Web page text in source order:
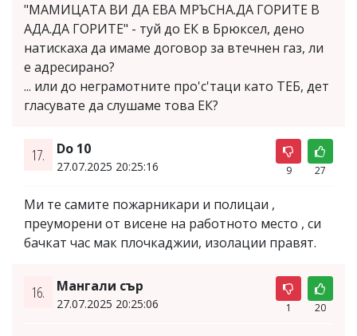
"МАМИЦАТА ВИ ДА ЕВА МРЪСНА.ДА ГОРИТЕ В
АДА.ДА ГОРИТЕ" - туй до ЕК в Брюксел, дено
натискаха да имаме договор за втечнен газ, ли
е адресирано?
... или до неграмотните про'с'таци като ТЕБ, дет
гласувате да слушаме това ЕК?
17. Do 10
27.07.2025 20:25:16 9 27
Ми те самите пожарникари и полицаи ,
преуморени от висене на работното место , си
бачкат час мак плочкаджии, изолации правят.
16. Мангали сър
27.07.2025 20:25:06 1 20